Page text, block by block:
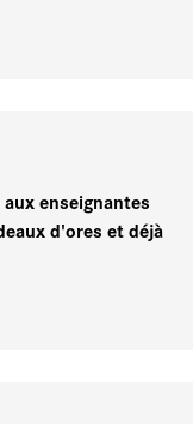
enseignantes
d'ores et déjà